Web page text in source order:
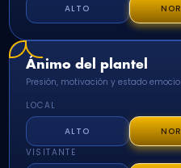
ALTO
Ánimo del plantel
Presión, motivación y estado
LOCAL
ALTO
VISITANTE